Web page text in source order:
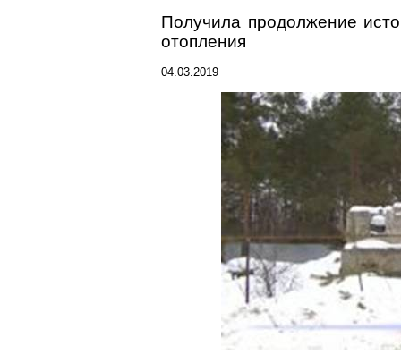
Получила продолжение
отопления
04.03.2019